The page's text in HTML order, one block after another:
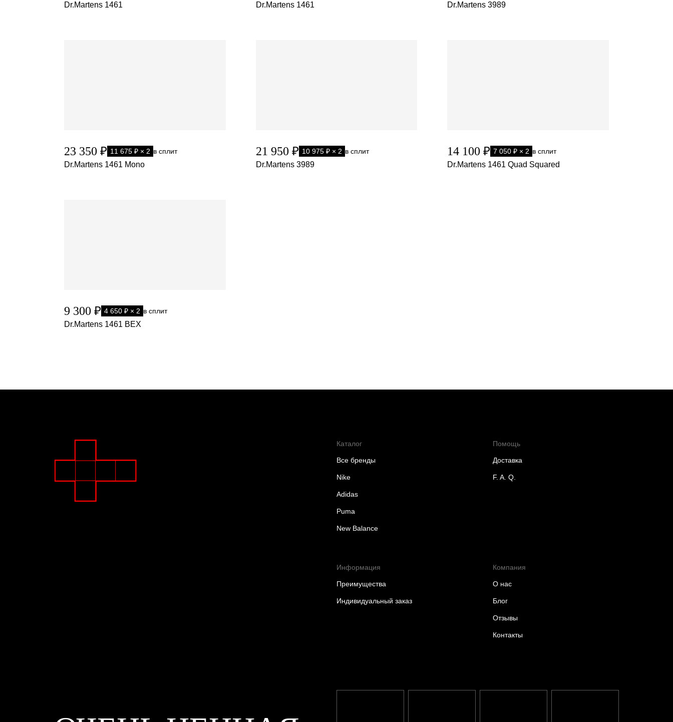
Dr.Martens 1461 Dr.Martens 1461 Dr.Martens 3989
23 350 ₽ 11 675 ₽ × 2 в сплит
Dr.Martens 1461 Mono
21 950 ₽ 10 975 ₽ × 2 в сплит
Dr.Martens 3989
14 100 ₽ 7 050 ₽ × 2 в сплит
Dr.Martens 1461 Quad Squared
9 300 ₽ 4 650 ₽ × 2 в сплит
Dr.Martens 1461 BEX
Каталог
Все бренды
Nike
Adidas
Puma
New Balance
Помощь
Доставка
F. A. Q.
Информация
Преимущества
Индивидуальный заказ
Компания
О нас
Блог
Отзывы
Контакты